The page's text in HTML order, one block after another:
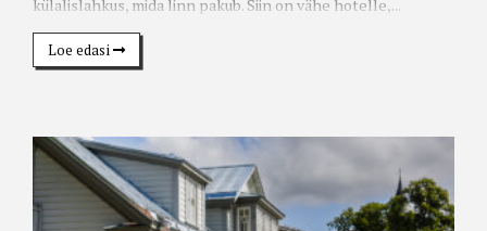
külalislahkus, mida linn pakub. Siin on vähe hotelle,...
Loe edasi